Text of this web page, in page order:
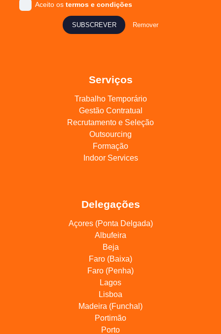
Serviços
Trabalho Temporário
Gestão Contratual
Recrutamento e Seleção
Outsourcing
Formação
Indoor Services
Delegações
Açores (Ponta Delgada)
Albufeira
Beja
Faro (Baixa)
Faro (Penha)
Lagos
Lisboa
Madeira (Funchal)
Portimão
Porto
Aceito ostermos e condições
SUBSCREVER Remover